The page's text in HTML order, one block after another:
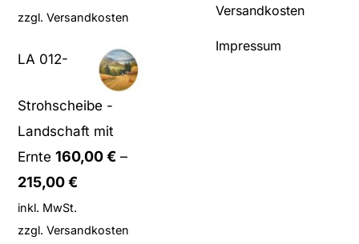
zzgl.Versandkosten
LA 012-
Strohscheibe -
Landschaft mit
Ernte 160,00€ –
215,00€
inkl. MwSt.
zzgl.Versandkosten
Versandkosten
Impressum